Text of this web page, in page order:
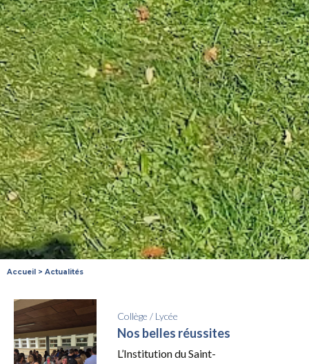
Accueil > Actualités
Collège / Lycée
Nos belles réussites
L’Institution du Saint-